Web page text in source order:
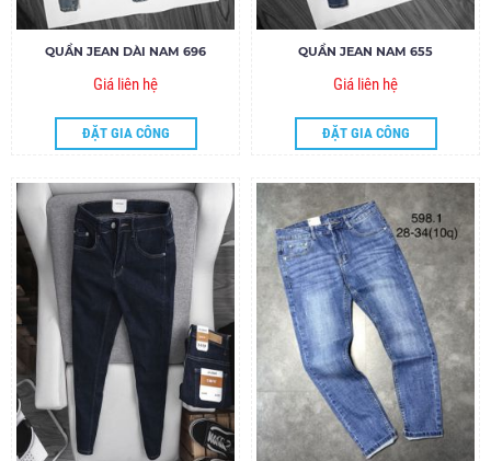
QUẦN JEAN DÀI NAM 696
Giá liên hệ
ĐẶT GIA CÔNG
QUẦN JEAN NAM 655
Giá liên hệ
ĐẶT GIA CÔNG